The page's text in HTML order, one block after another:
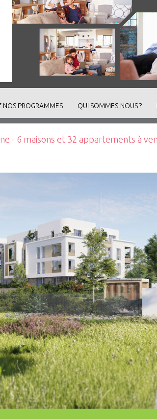
NOS PROGRAMMES QUI SOMMES-NOUS ?
- 6 maisons et 32 appartements à